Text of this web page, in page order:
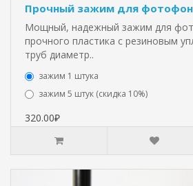
Прочный зажим для
Мощный, надежный зажим для
прочного пластика с резиновым
труб диаметр..
зажим 1 штука
зажим 5 штук (скидка 10%)
320.00₽